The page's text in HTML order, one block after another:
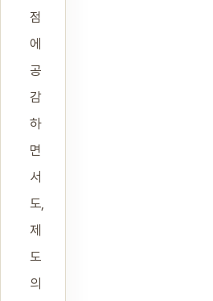
점
에
공
감
하
면
서
도,
제
도
의